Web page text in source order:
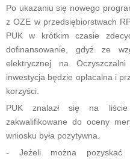
Po ukazaniu się nowego
z OZE w przedsiębiorstwach
PUK w krótkim czasie
dofinansowanie, gdyż ze
elektrycznej na
inwestycja będzie opłacalna i
korzyści.
PUK znalazł się na liście
zakwalifikowane do oceny
wniosku była pozytywna.
- Jeżeli można pozyskać